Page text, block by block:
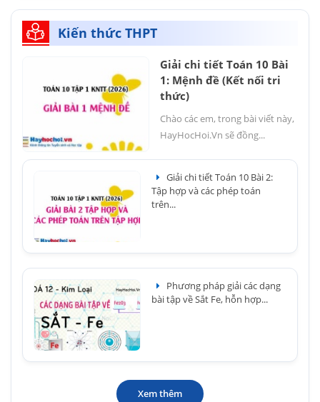
Kiến thức THPT
Giải chi tiết Toán 10 Bài
1: Mệnh đề (Kết nối tri
thức)
Chào các em, trong bài viết này,
HayHocHoi.Vn sẽ đồng...
Giải chi tiết Toán 10 Bài 2:
Tập hợp và các phép toán
trên...
Phương pháp giải các dạng
bài tập về Sắt Fe, hỗn hợp...
Xem thêm